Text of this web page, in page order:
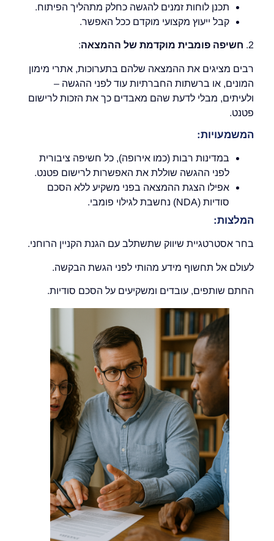
תכנן לוחות זמנים להגשה כחלק מתהליך הפיתוח.
קבל ייעוץ מקצועי מוקדם ככל האפשר.
2. חשיפה פומבית מוקדמת של ההמצאה:
רבים מציגים את ההמצאה שלהם בתערוכות, אתרי מימון
המונים, או ברשתות החברתיות עוד לפני ההגשה –
ולעיתים, מבלי לדעת שהם מאבדים כך את הזכות לרישום
פטנט.
המשמעויות:
במדינות רבות (כמו אירופה), כל חשיפה ציבורית
לפני ההגשה שוללת את האפשרות לרישום פטנט.
אפילו הצגת ההמצאה בפני משקיע ללא הסכם
סודיות (NDA) נחשבת לגילוי פומבי.
המלצות:
בחר אסטרטגיית שיווק שתשתלב עם הגנת הקניין הרוחני.
לעולם אל תחשוף מידע מהותי לפני הגשת הבקשה.
החתם שותפים, עובדים ומשקיעים על הסכם סודיות.